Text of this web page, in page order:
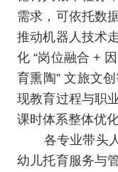
需求，可依托数
推动机器人技术
化 “岗位融合 +
育熏陶” 文旅文
现教育过程与职
课时体系整体优化
各专业带头
幼儿托育服务与